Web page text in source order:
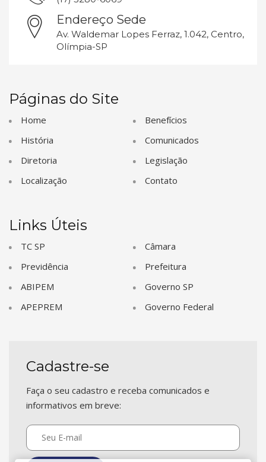
Endereço Sede
Av. Waldemar Lopes Ferraz, 1.042, Centro,
Olímpia-SP
Páginas do Site
Home
História
Diretoria
Localização
Benefícios
Comunicados
Legislação
Contato
Links Úteis
TC SP
Previdência
ABIPEM
APEPREM
Câmara
Prefeitura
Governo SP
Governo Federal
Cadastre-se
Faça o seu cadastro e receba comunicados e
informativos em breve: